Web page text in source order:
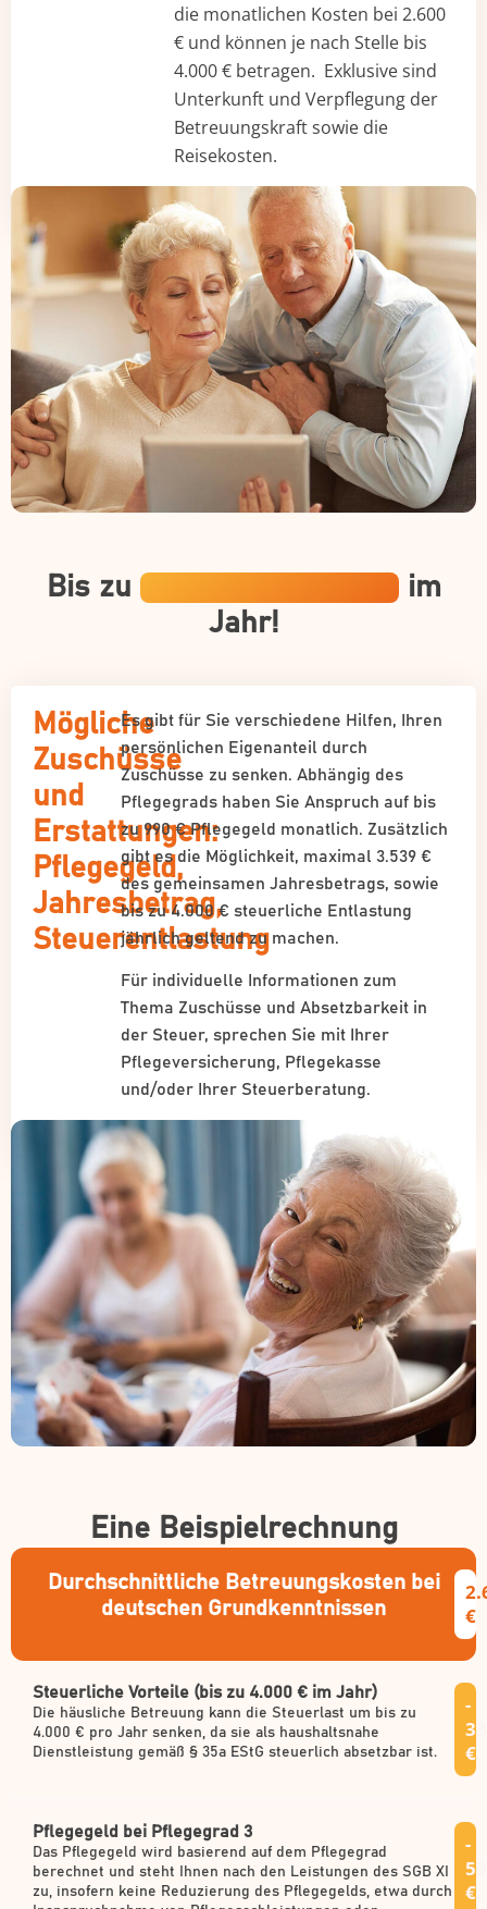
die monatlichen Kosten bei 2.600
€ und können je nach Stelle bis
4.000 € betragen. Exklusive sind
Unterkunft und Verpflegung der
Betreuungskraft sowie die
Reisekosten.
Bis zu 19.419 € Zuschüsseim
Jahr!
Mögliche
Zuschüsse
und
Erstattungen:
Pflegegeld,
Jahresbetrag,
Steuerentlastung
Es gibt für Sie verschiedene Hilfen, Ihren
persönlichen Eigenanteil durch
Zuschüsse zu senken. Abhängig des
Pflegegrads haben Sie Anspruch auf bis
zu 990 € Pflegegeld monatlich. Zusätzlich
gibt es die Möglichkeit, maximal 3.539 €
des gemeinsamen Jahresbetrags, sowie
bis zu 4.000 € steuerliche Entlastung
jährlich geltend zu machen.
Für individuelle Informationen zum
Thema Zuschüsse und Absetzbarkeit in
der Steuer, sprechen Sie mit Ihrer
Pflegeversicherung, Pflegekasse
und/oder Ihrer Steuerberatung.
Eine Beispielrechnung
Durchschnittliche Betreuungskosten bei
deutschen Grundkenntnissen
€
Steuerliche Vorteile (bis zu 4.000 € im Jahr)
Die häusliche Betreuung kann die Steuerlast um bis zu
4.000 € pro Jahr senken, da sie als haushaltsnahe
Dienstleistung gemäß § 35a EStG steuerlich absetzbar ist.
-
€
Pflegegeld bei Pflegegrad 3
Das Pflegegeld wird basierend auf dem Pflegegrad
berechnet und steht Ihnen nach den Leistungen des SGB XI
zu, insofern keine Reduzierung des Pflegegelds, etwa durch
-
€